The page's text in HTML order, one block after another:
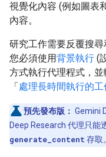
視覺化內容 (例如圖表
內容。
研究工作需要反覆搜尋
您必須使用背景執行 (
方式執行代理程式，
「處理長時間執行的工
預先發布版： Gemini
Deep Research 代理只能
generate_content 存取。